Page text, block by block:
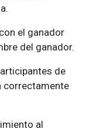
el ganador
del ganador.
de
correctamente
al